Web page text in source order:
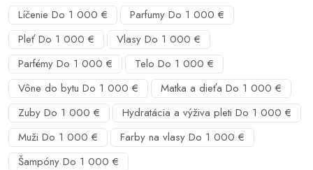
Líčenie Do 1 000 €
Parfumy Do 1 000 €
Pleť Do 1 000 €
Vlasy Do 1 000 €
Parfémy Do 1 000 €
Telo Do 1 000 €
Vône do bytu Do 1 000 €
Matka a dieťa Do 1 000 €
Zuby Do 1 000 €
Hydratácia a výživa pleti Do 1 000 €
Muži Do 1 000 €
Farby na vlasy Do 1 000 €
Šampóny Do 1 000 €